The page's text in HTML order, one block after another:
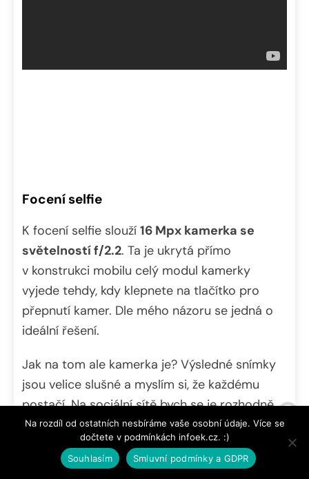
Focení selfie
K focení selfie slouží 16 Mpx kamerka se
světelností f/2.2. Ta je ukrytá přímo
v konstrukci mobilu celý modul kamerky
vyjede tehdy, kdy klepnete na tlačítko pro
přepnutí kamer. Dle mého názoru se jedná o
ideální řešení.
Jak na tom ale kamerka je? Výsledné snímky
jsou velice slušné a myslím si, že každému
postačí. Na sociální sítě bych se je rozhodně
nestyděl vystavit. K dispozici máte režim
zkrášlení a fotit můžete i s portrétním
režimem, kdy máte za sebou rozostřené
Na rozdíl od ostatních nesbíráme vaše osobní údaje. Více se
dočtete v podmínkách infoek.cz. :)
Souhlasím
Smluvní podmínky a GDPR